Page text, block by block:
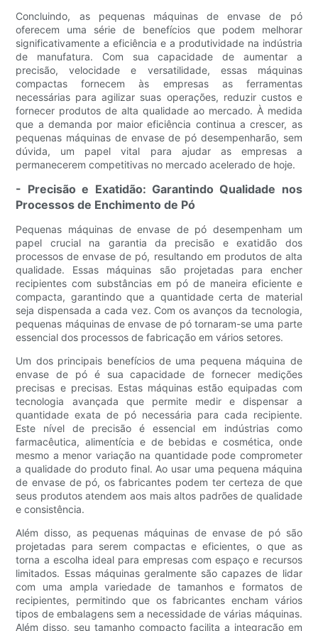
Concluindo, as pequenas máquinas de envase de pó
oferecem uma série de benefícios que podem melhorar
significativamente a eficiência e a produtividade na indústria
de manufatura. Com sua capacidade de aumentar a
precisão, velocidade e versatilidade, essas máquinas
compactas fornecem às empresas as ferramentas
necessárias para agilizar suas operações, reduzir custos e
fornecer produtos de alta qualidade ao mercado. À medida
que a demanda por maior eficiência continua a crescer, as
pequenas máquinas de envase de pó desempenharão, sem
dúvida, um papel vital para ajudar as empresas a
permanecerem competitivas no mercado acelerado de hoje.
- Precisão e Exatidão: Garantindo Qualidade nos
Processos de Enchimento de Pó
Pequenas máquinas de envase de pó desempenham um
papel crucial na garantia da precisão e exatidão dos
processos de envase de pó, resultando em produtos de alta
qualidade. Essas máquinas são projetadas para encher
recipientes com substâncias em pó de maneira eficiente e
compacta, garantindo que a quantidade certa de material
seja dispensada a cada vez. Com os avanços da tecnologia,
pequenas máquinas de envase de pó tornaram-se uma parte
essencial dos processos de fabricação em vários setores.
Um dos principais benefícios de uma pequena máquina de
envase de pó é sua capacidade de fornecer medições
precisas e precisas. Estas máquinas estão equipadas com
tecnologia avançada que permite medir e dispensar a
quantidade exata de pó necessária para cada recipiente.
Este nível de precisão é essencial em indústrias como
farmacêutica, alimentícia e de bebidas e cosmética, onde
mesmo a menor variação na quantidade pode comprometer
a qualidade do produto final. Ao usar uma pequena máquina
de envase de pó, os fabricantes podem ter certeza de que
seus produtos atendem aos mais altos padrões de qualidade
e consistência.
Além disso, as pequenas máquinas de envase de pó são
projetadas para serem compactas e eficientes, o que as
torna a escolha ideal para empresas com espaço e recursos
limitados. Essas máquinas geralmente são capazes de lidar
com uma ampla variedade de tamanhos e formatos de
recipientes, permitindo que os fabricantes encham vários
tipos de embalagens sem a necessidade de várias máquinas.
Além disso, seu tamanho compacto facilita a integração em